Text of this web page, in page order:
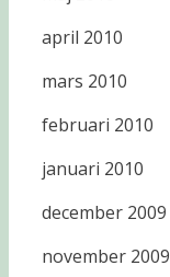
april 2010
mars 2010
februari 2010
januari 2010
december 2009
november 2009